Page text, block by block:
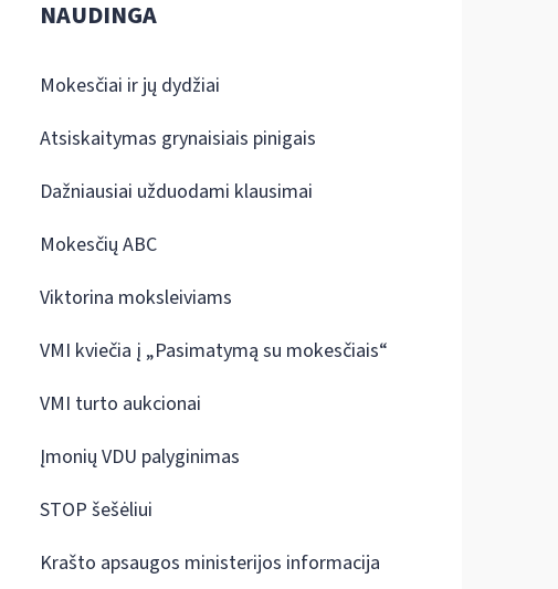
NAUDINGA
Mokesčiai ir jų dydžiai
Atsiskaitymas grynaisiais pinigais
Dažniausiai užduodami klausimai
Mokesčių ABC
Viktorina moksleiviams
VMI kviečia į „Pasimatymą su mokesčiais“
VMI turto aukcionai
Įmonių VDU palyginimas
STOP šešėliui
Krašto apsaugos ministerijos informacija